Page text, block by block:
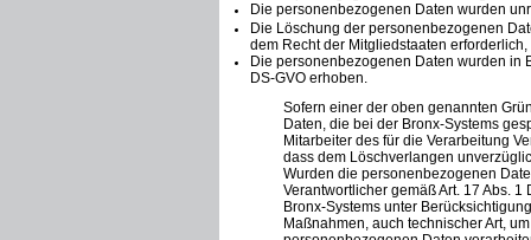
Die personenbezogenen Daten wurden
Die Löschung der personenbezogenen
dem Recht der Mitgliedstaaten
Die personenbezogenen Daten wurden in
DS-GVO erhoben.
Sofern einer der oben genannten
Daten, die bei der Bronx-Systems
Mitarbeiter des für die Verarbeitung
dass dem Löschverlangen
Wurden die personenbezogenen
Verantwortlicher gemäß Art. 17 Abs.
Bronx-Systems unter
Maßnahmen, auch technischer Art,